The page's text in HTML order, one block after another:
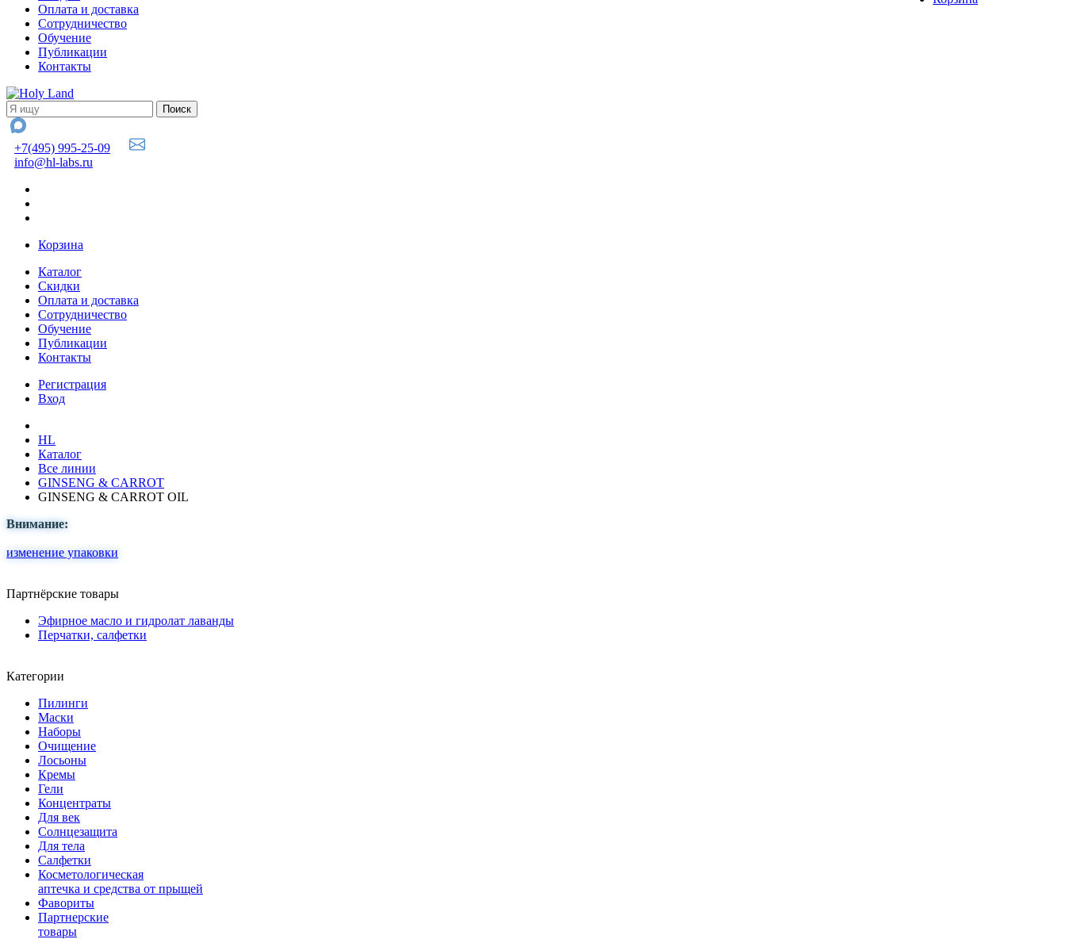
Оплата и доставка
Сотрудничество
Обучение
Публикации
Контакты
+7(495) 995-25-09
info@hl-labs.ru
Корзина
Каталог
Скидки
Оплата и доставка
Сотрудничество
Обучение
Публикации
Контакты
Регистрация
Вход
HL
Каталог
Все линии
GINSENG & CARROT
GINSENG & CARROT OIL
Внимание:
изменение упаковки
Партнёрские товары
Эфирное масло и гидролат лаванды
Перчатки, салфетки
Категории
Пилинги
Маски
Наборы
Очищение
Лосьоны
Кремы
Гели
Концентраты
Для век
Солнцезащита
Для тела
Салфетки
Косметологическая
аптечка и средства от прыщей
Фавориты
Партнерские
товары